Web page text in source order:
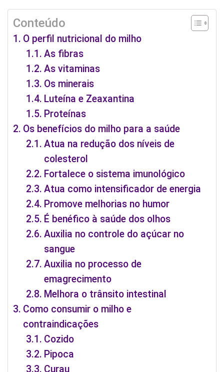
Conteúdo
O perfil nutricional do milho
As fibras
As vitaminas
Os minerais
Luteína e Zeaxantina
Proteínas
Os benefícios do milho para a saúde
Atua na redução dos níveis de
colesterol
Fortalece o sistema imunológico
Atua como intensificador de energia
Promove melhorias no humor
É benéfico à saúde dos olhos
Auxilia no controle do açúcar no
sangue
Auxilia no processo de
emagrecimento
Melhora o trânsito intestinal
Como consumir o milho e
contraindicações
Cozido
Pipoca
Curau